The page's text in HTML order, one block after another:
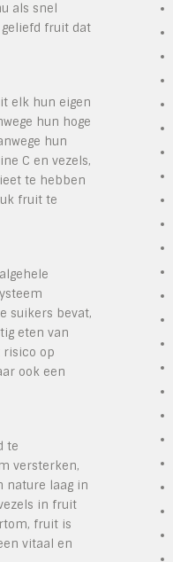
als snel
fruit dat
elk hun eigen
hun hoge
hun
C en vezels,
te hebben
fruit te
suikers bevat,
eten van
risico op
ook een
te
versterken,
nature laag in
in fruit
fruit is
vitaal en